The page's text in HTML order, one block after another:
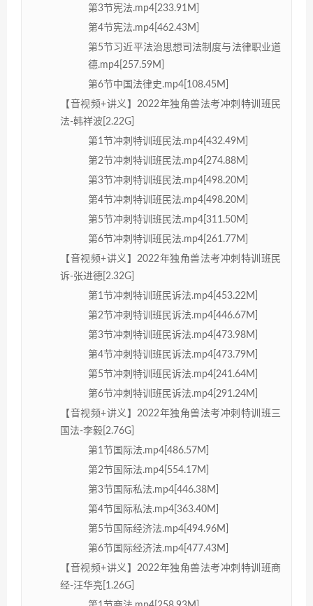
第3节宪法.mp4[233.91M]
第4节宪法.mp4[462.43M]
第5节习近平法治思想司法制度与法律职业道
德.mp4[257.59M]
第6节中国法律史.mp4[108.45M]
【音视频+讲义】2022年独角兽法考冲刺特训班民
法-韩祥波[2.22G]
第1节冲刺特训班民法.mp4[432.49M]
第2节冲刺特训班民法.mp4[274.88M]
第3节冲刺特训班民法.mp4[498.20M]
第4节冲刺特训班民法.mp4[498.20M]
第5节冲刺特训班民法.mp4[311.50M]
第6节冲刺特训班民法.mp4[261.77M]
【音视频+讲义】2022年独角兽法考冲刺特训班民
诉-张进德[2.32G]
第1节冲刺特训班民诉法.mp4[453.22M]
第2节冲刺特训班民诉法.mp4[446.67M]
第3节冲刺特训班民诉法.mp4[473.98M]
第4节冲刺特训班民诉法.mp4[473.79M]
第5节冲刺特训班民诉法.mp4[241.64M]
第6节冲刺特训班民诉法.mp4[291.24M]
【音视频+讲义】2022年独角兽法考冲刺特训班三
国法-李毅[2.76G]
第1节国际法.mp4[486.57M]
第2节国际法.mp4[554.17M]
第3节国际私法.mp4[446.38M]
第4节国际私法.mp4[363.40M]
第5节国际经济法.mp4[494.96M]
第6节国际经济法.mp4[477.43M]
【音视频+讲义】2022年独角兽法考冲刺特训班商
经-汪华亮[1.26G]